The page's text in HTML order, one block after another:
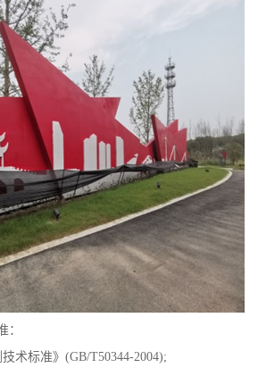
标准》(GB/T50344-2004);